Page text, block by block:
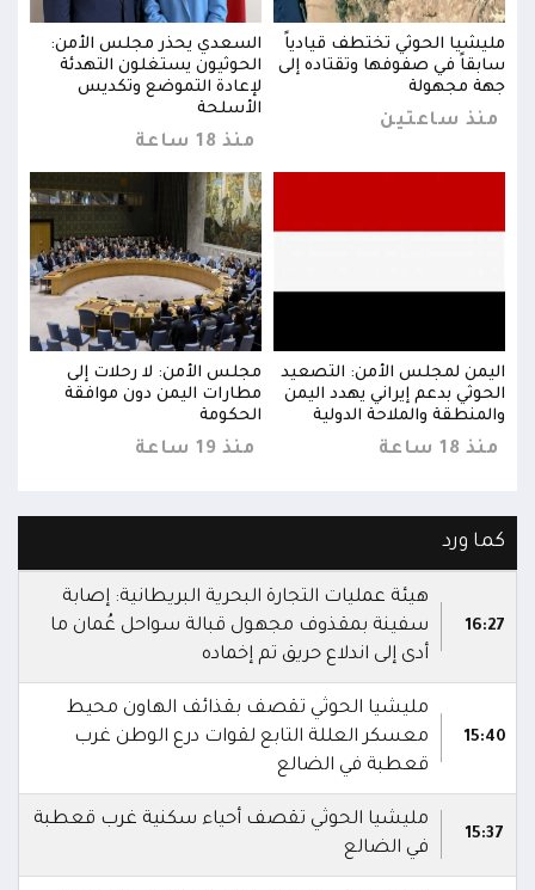
مليشيا الحوثي تختطف قيادياً
سابقاً في صفوفها وتقتاده إلى
جهة مجهولة
منذ ساعتين
السعدي يحذر مجلس الأمن:
الحوثيون يستغلون التهدئة
لإعادة التموضع وتكديس
الأسلحة
منذ 18 ساعة
اليمن لمجلس الأمن: التصعيد
الحوثي بدعم إيراني يهدد اليمن
والمنطقة والملاحة الدولية
منذ 18 ساعة
مجلس الأمن: لا رحلات إلى
مطارات اليمن دون موافقة
الحكومة
منذ 19 ساعة
كما ورد
16:27
هيئة عمليات التجارة البحرية البريطانية: إصابة
سفينة بمقذوف مجهول قبالة سواحل عُمان ما
أدى إلى اندلاع حريق تم إخماده
15:40
مليشيا الحوثي تقصف بقذائف الهاون محيط
معسكر العللة التابع لقوات درع الوطن غرب
قعطبة في الضالع
15:37
مليشيا الحوثي تقصف أحياء سكنية غرب قعطبة
في الضالع